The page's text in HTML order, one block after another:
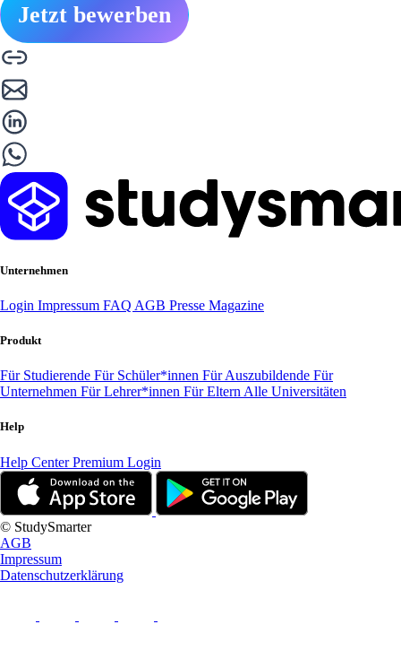
Jetzt bewerben
Unternehmen
Login Impressum FAQ AGB Presse Magazine
Produkt
Für Studierende Für Schüler*innen Für Auszubildende Für
Unternehmen Für Lehrer*innen Für Eltern Alle Universitäten
Help
Help CenterPremium Login
© StudySmarter
AGB
Impressum
Datenschutzerklärung